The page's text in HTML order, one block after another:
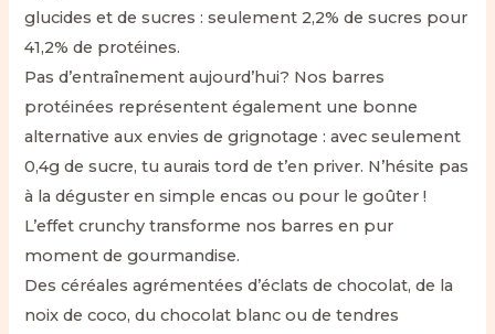
glucides et de sucres : seulement 2,2% de sucres pour
41,2% de protéines.
Pas d’entraînement aujourd’hui? Nos barres
protéinées représentent également une bonne
alternative aux envies de grignotage : avec seulement
0,4g de sucre, tu aurais tord de t’en priver. N’hésite pas
à la déguster en simple encas ou pour le goûter !
L’effet crunchy transforme nos barres en pur
moment de gourmandise.
Des céréales agrémentées d’éclats de chocolat, de la
noix de coco, du chocolat blanc ou de tendres